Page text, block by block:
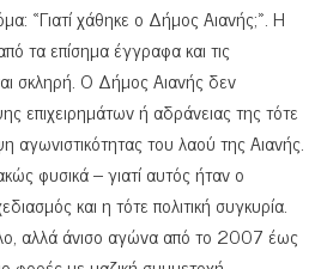
«Γιατί χάθηκε ο Δήμος Αιανής;». Η
τα επίσημα έγγραφα και τις
σκληρή. Ο Δήμος Αιανής δεν
επιχειρημάτων ή αδράνειας της τότε
αγωνιστικότητας του λαού της Αιανής.
φυσικά – γιατί αυτός ήταν ο
και η τότε πολιτική συγκυρία.
αλλά άνισο αγώνα από το 2007 έως